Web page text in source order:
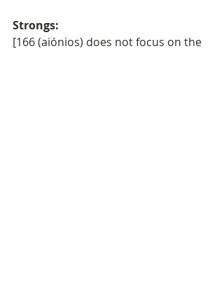
Strongs:
[166 (aiónios) does not focus on the